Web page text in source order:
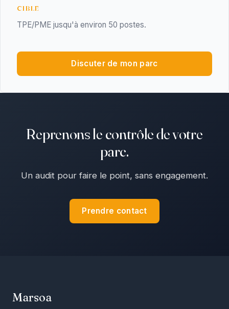
CIBLE
TPE/PME jusqu'à environ 50 postes.
Discuter de mon parc
Reprenons le contrôle de votre
parc.
Un audit pour faire le point, sans engagement.
Prendre contact
Marsoa